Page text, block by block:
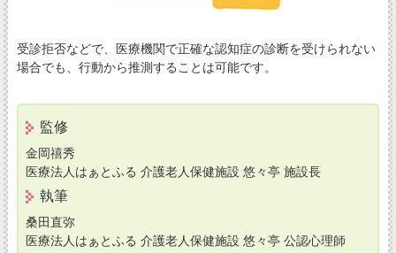
受診拒否などで、医療機関で正確な認知症の診断を受けられない
場合でも、行動から推測することは可能です。
監修
金岡禧秀
医療法人はぁとふる 介護老人保健施設 悠々亭 施設長
執筆
桑田直弥
医療法人はぁとふる 介護老人保健施設 悠々亭 公認心理師